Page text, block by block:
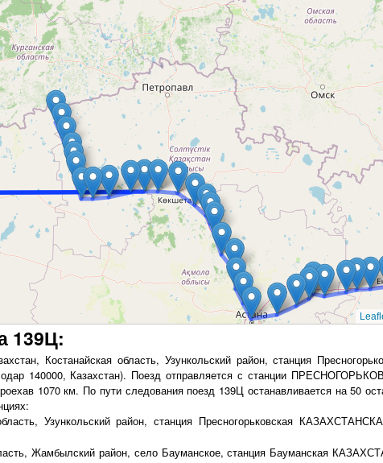
139Ц:
Костанайская область, Узункольский район, станция
140000, Казахстан). Поезд отправляется с станции
1070 км. По пути следования поезд 139Ц останавливается на 50
Узункольский район, станция Пресногорьковская
Жамбылский район, село Бауманское, станция Бауманская